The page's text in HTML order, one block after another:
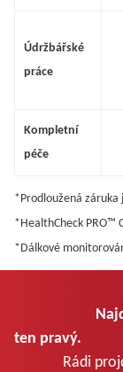
Údržbářské
práce
Kompletní
péče
*Prodloužená záruka
*HealthCheck PRO™
*Dálkové
ten pravý.
Rádi